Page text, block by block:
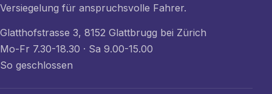
Versiegelung für anspruchsvolle Fahrer.
Glatthofstrasse 3, 8152 Glattbrugg bei Zürich
Mo-Fr 7.30-18.30 · Sa 9.00-15.00
So geschlossen